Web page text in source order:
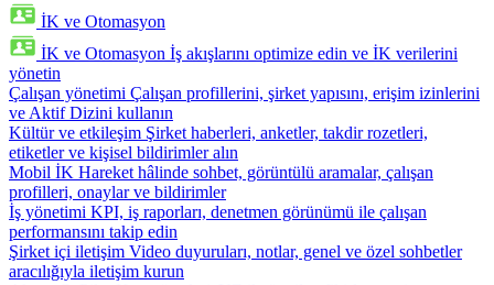
İK ve Otomasyon
İK ve Otomasyon İş akışlarını optimize edin ve İK verilerini
yönetin
Çalışan yönetimi Çalışan profillerini, şirket yapısını, erişim izinlerini
ve Aktif Dizini kullanın
Kültür ve etkileşim Şirket haberleri, anketler, takdir rozetleri,
etiketler ve kişisel bildirimler alın
Mobil İK Hareket hâlinde sohbet, görüntülü aramalar, çalışan
profilleri, onaylar ve bildirimler
İş yönetimi KPI, iş raporları, denetmen görünümü ile çalışan
performansını takip edin
Şirket içi iletişim Video duyuruları, notlar, genel ve özel sohbetler
aracılığıyla iletişim kurun